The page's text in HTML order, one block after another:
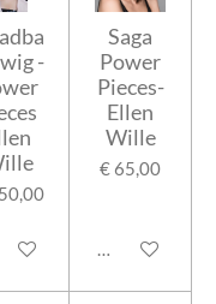
-
Saga
Power
Pieces-
Ellen
Wille
€ 65,00
In